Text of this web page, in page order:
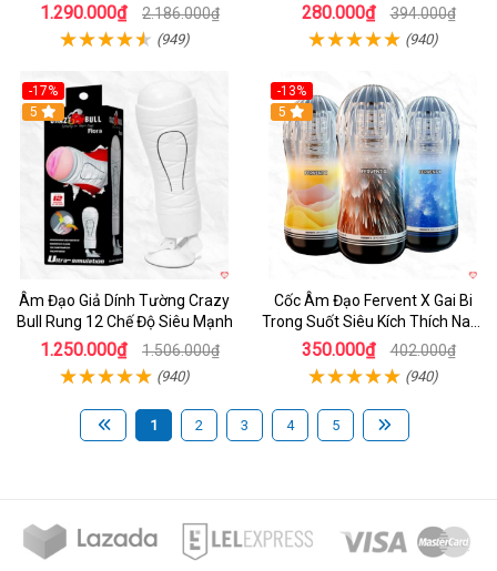
1.290.000₫ 2.186.000₫
(949)
280.000₫ 394.000₫
(940)
-17%
5
Âm Đạo Giả Dính Tường Crazy
Bull Rung 12 Chế Độ Siêu Mạnh
1.250.000₫ 1.506.000₫
(940)
-13%
Hot
5
Cốc Âm Đạo Fervent X Gai Bi
Trong Suốt Siêu Kích Thích Nam
Giới
350.000₫ 402.000₫
(940)
1 2 3 4 5